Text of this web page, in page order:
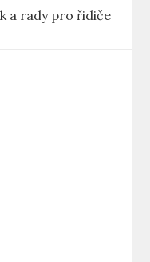
a rady pro řidiče